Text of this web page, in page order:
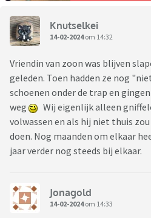
Knutselkei
14-02-2024om 14:32
Vriendin van zoon was blijven
geleden. Toen hadden ze nog
schoenen onder de trap en
weg
Wij eigenlijk alleen
volwassen en als hij niet thuis
doen. Nog maanden om elkaar
jaar verder nog steeds bij elkaar.
Jonagold
14-02-2024om 14:33